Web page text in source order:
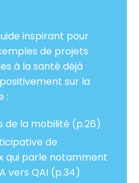
inspirant pour
de projets
à la santé déjà
sur la
:
de la mobilité (p.26)
de
qui parle notamment
vers QAI (p.34)